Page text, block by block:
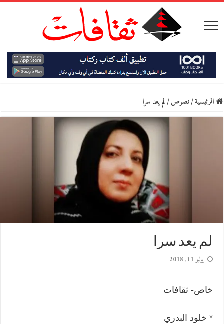
الرئيسية/نصوص/لم يعد سرا
لم يعد سرا
يوليو 11, 2018
خاص- ثقافات
* خلود البدري